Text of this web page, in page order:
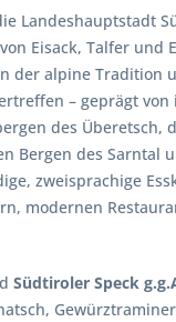
Landeshauptstadt
Eisack, Talfer und
der alpine Tradition
– geprägt von
des Überetsch,
Bergen des Sarntal
zweisprachige
modernen
Südtiroler Speck